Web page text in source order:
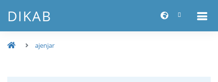
DIKAB
ajenjar